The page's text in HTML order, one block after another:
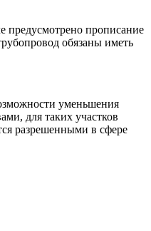
предусмотрено прописание
обязаны иметь
уменьшения
для таких участков
разрешенными в сфере